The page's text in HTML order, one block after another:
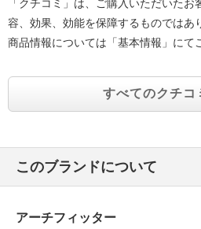
「クチコミ」は、ご購入いただいた
容、効果、効能を保障するものではあ
商品情報については「基本情報」にて
すべてのクチコ
このブランドについて
アーチフィッター